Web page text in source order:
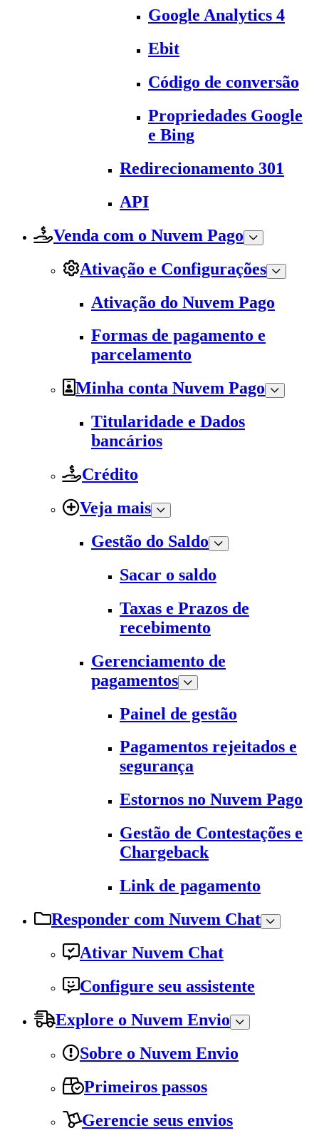
Google Analytics 4
Ebit
Código de conversão
Propriedades Google
e Bing
Redirecionamento 301
API
Venda com o Nuvem Pago
Ativação e Configurações
Ativação do Nuvem Pago
Formas de pagamento e
parcelamento
Minha conta Nuvem Pago
Titularidade e Dados
bancários
Crédito
Veja mais
Gestão do Saldo
Sacar o saldo
Taxas e Prazos de
recebimento
Gerenciamento de
pagamentos
Painel de gestão
Pagamentos rejeitados e
segurança
Estornos no Nuvem Pago
Gestão de Contestações e
Chargeback
Link de pagamento
Responder com Nuvem Chat
Ativar Nuvem Chat
Configure seu assistente
Explore o Nuvem Envio
Sobre o Nuvem Envio
Primeiros passos
Gerencie seus envios